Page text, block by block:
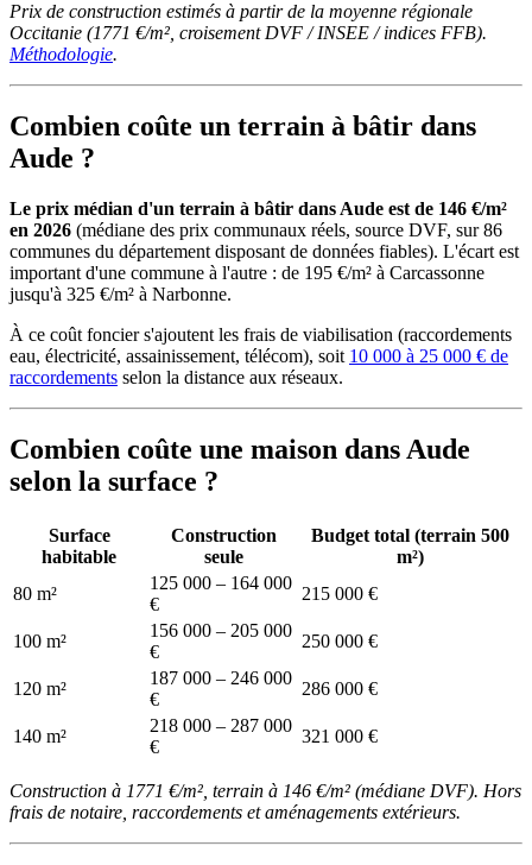
Prix de construction estimés à partir de la moyenne régionale
Occitanie (1771 €/m², croisement DVF / INSEE / indices FFB).
Méthodologie.
Combien coûte un terrain à bâtir dans
Aude ?
Le prix médian d'un terrain à bâtir dans Aude est de 146 €/m²
en 2026 (médiane des prix communaux réels, source DVF, sur 86
communes du département disposant de données fiables). L'écart est
important d'une commune à l'autre : de 195 €/m² à Carcassonne
jusqu'à 325 €/m² à Narbonne.
À ce coût foncier s'ajoutent les frais de viabilisation (raccordements
eau, électricité, assainissement, télécom), soit 10 000 à 25 000 € de
raccordements selon la distance aux réseaux.
Combien coûte une maison dans Aude
selon la surface ?
Surface
habitable
Construction
seule
Budget total (terrain 500
m²)
80 m²
125 000 – 164 000
€
215 000 €
100 m²
156 000 – 205 000
€
250 000 €
120 m²
187 000 – 246 000
€
286 000 €
140 m²
218 000 – 287 000
€
321 000 €
Construction à 1771 €/m², terrain à 146 €/m² (médiane DVF). Hors
frais de notaire, raccordements et aménagements extérieurs.